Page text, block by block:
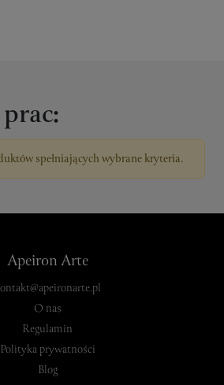
spełniających wybrane kryteria.
Apeiron Arte
O nas
Regulamin
Polityka prywatności
Blog